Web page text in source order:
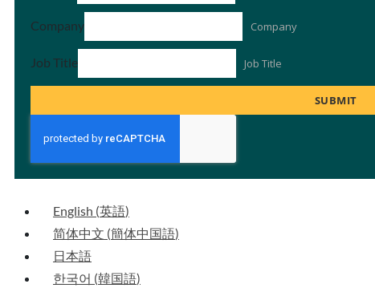
Company Company
Job Title Job Title
SUBMIT
English (英語)
简体中文 (簡体中国語)
日本語
한국어 (韓国語)